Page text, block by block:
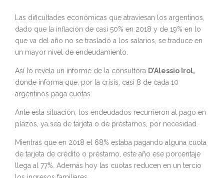
Las dificultades económicas que atraviesan los argentinos,
dado que la inflación de casi 50% en 2018 y de 19% en lo
que va del año no se trasladó a los salarios, se traduce en
un mayor nivel de endeudamiento.
Así lo revela un informe de la consultora D’Alessio Irol,
donde informa que, por la crisis, casi 8 de cada 10
argentinos paga cuotas.
Ante esta situación, los endeudados recurrieron al pago en
plazos, ya sea de tarjeta o de préstamos, por necesidad.
Mientras que en 2018 el 68% estaba pagando alguna cuota
de tarjeta de crédito o préstamo, este año ese porcentaje
llega al 77%. Además hoy las cuotas reducen en un tercio